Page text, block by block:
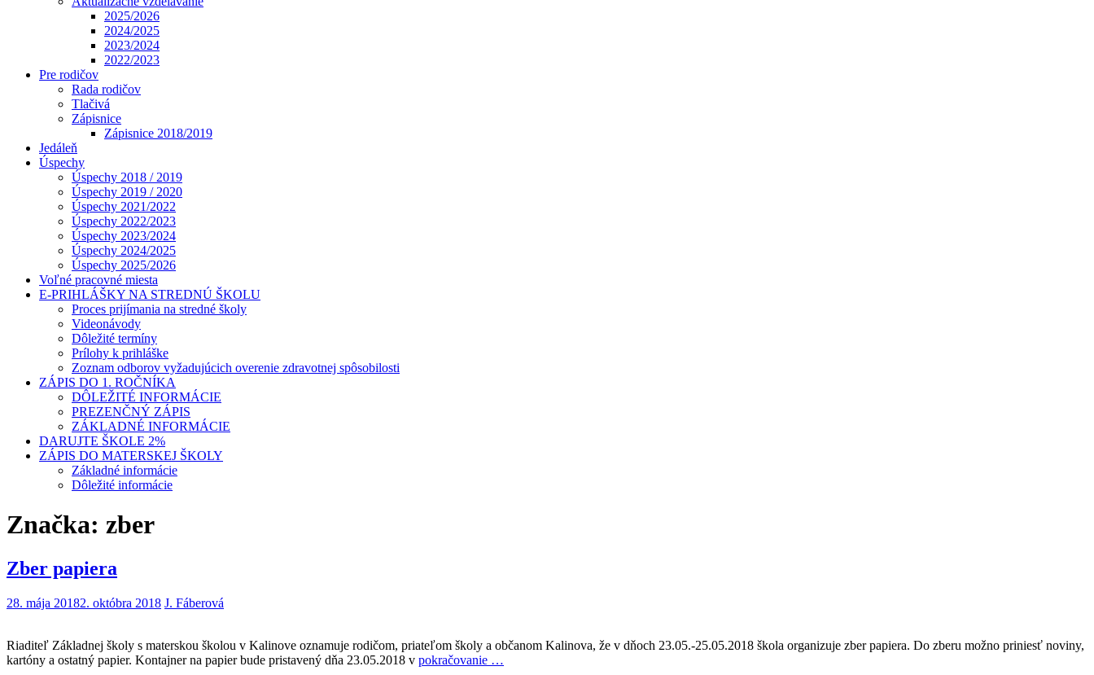
2025/2026
2024/2025
2023/2024
2022/2023
Pre rodičov
Rada rodičov
Tlačivá
Zápisnice
Zápisnice 2018/2019
Jedáleň
Úspechy
Úspechy 2018 / 2019
Úspechy 2019 / 2020
Úspechy 2021/2022
Úspechy 2022/2023
Úspechy 2023/2024
Úspechy 2024/2025
Úspechy 2025/2026
Voľné pracovné miesta
E-PRIHLÁŠKY NA STREDNÚ ŠKOLU
Proces prijímania na stredné školy
Videonávody
Dôležité termíny
Prílohy k prihláške
Zoznam odborov vyžadujúcich overenie zdravotnej spôsobilosti
ZÁPIS DO 1. ROČNÍKA
DÔLEŽITÉ INFORMÁCIE
PREZENČNÝ ZÁPIS
ZÁKLADNÉ INFORMÁCIE
DARUJTE ŠKOLE 2%
ZÁPIS DO MATERSKEJ ŠKOLY
Základné informácie
Dôležité informácie
Značka: zber
Zber papiera
28. mája 20182. októbra 2018 J. Fáberová
Riaditeľ Základnej školy s materskou školou v Kalinove oznamuje rodičom, priateľom školy a občanom Kalinova, že v dňoch 23.05.-25.05.2018 škola organizuje zber papiera. Do zberu možno priniesť noviny,
kartóny a ostatný papier. Kontajner na papier bude pristavený dňa 23.05.2018 v pokračovanie …